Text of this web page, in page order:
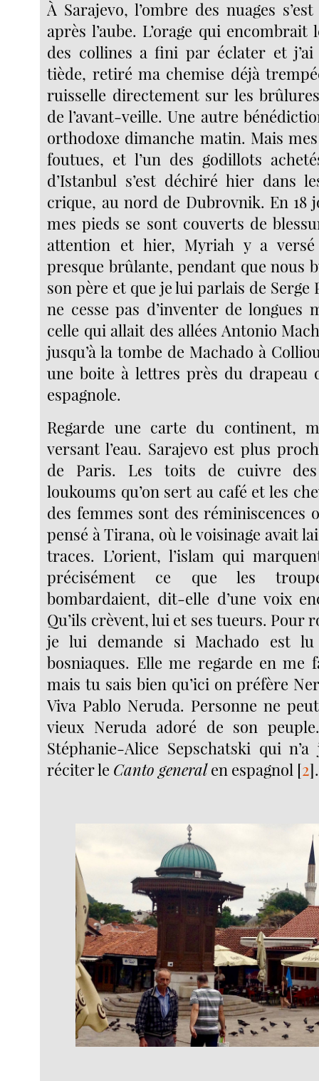
À Sarajevo, l’ombre des nuages
après l’aube. L’orage qui
des collines a fini par éclater et
tiède, retiré ma chemise déjà
ruisselle directement sur les
de l’avant-veille. Une autre
orthodoxe dimanche matin. Mais
foutues, et l’un des godillots
d’Istanbul s’est déchiré hier dans
crique, au nord de Dubrovnik. En 18
mes pieds se sont couverts de
attention et hier, Myriah y a versé
presque brûlante, pendant que nous
son père et que je lui parlais de Serge
ne cesse pas d’inventer de longues
celle qui allait des allées Antonio
jusqu’à la tombe de Machado à
une boite à lettres près du drapeau
espagnole.
Regarde une carte du continent,
versant l’eau. Sarajevo est plus
de Paris. Les toits de cuivre des
loukoums qu’on sert au café et les
des femmes sont des réminiscences
pensé à Tirana, où le voisinage avait
traces. L’orient, l’islam qui
précisément ce que les
bombardaient, dit-elle d’une voix
Qu’ils crèvent, lui et ses tueurs. Pour
je lui demande si Machado est
bosniaques. Elle me regarde en me
mais tu sais bien qu’ici on préfère
Viva Pablo Neruda. Personne ne
vieux Neruda adoré de son
Stéphanie-Alice Sepschatski qui
réciter le Canto generalen espagnol [2].